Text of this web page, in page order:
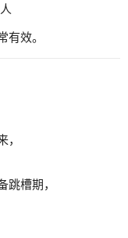
有效。
，
跳槽期，